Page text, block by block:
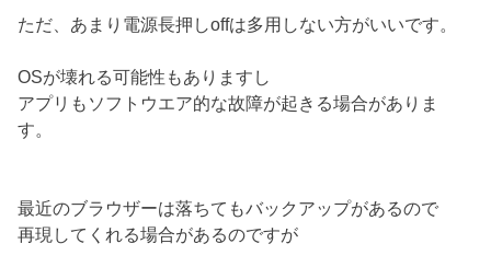
ただ、あまり電源長押しoffは多用しない方がいいです。
OSが壊れる可能性もありますし
アプリもソフトウエア的な故障が起きる場合がありま
す。
最近のブラウザーは落ちてもバックアップがあるので
再現してくれる場合があるのですが